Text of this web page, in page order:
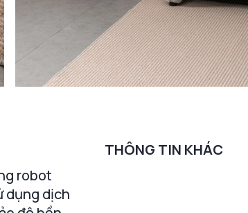
THÔNG TIN KHÁC
robot
dụng dịch